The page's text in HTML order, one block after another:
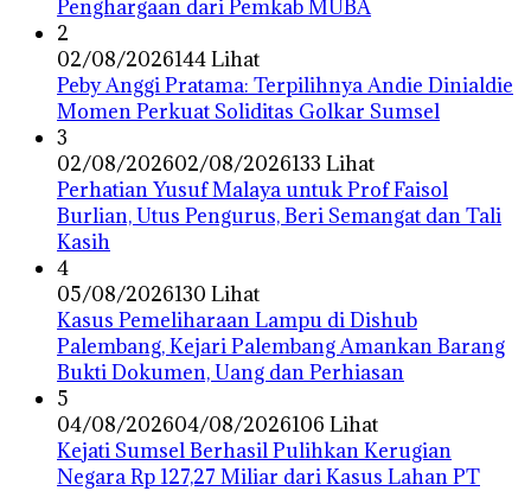
Penghargaan dari Pemkab MUBA
2
02/08/2026144 Lihat
Peby Anggi Pratama: Terpilihnya Andie Dinialdie
Momen Perkuat Soliditas Golkar Sumsel
3
02/08/202602/08/2026133 Lihat
Perhatian Yusuf Malaya untuk Prof Faisol
Burlian, Utus Pengurus, Beri Semangat dan Tali
Kasih
4
05/08/2026130 Lihat
Kasus Pemeliharaan Lampu di Dishub
Palembang, Kejari Palembang Amankan Barang
Bukti Dokumen, Uang dan Perhiasan
5
04/08/202604/08/2026106 Lihat
Kejati Sumsel Berhasil Pulihkan Kerugian
Negara Rp 127,27 Miliar dari Kasus Lahan PT